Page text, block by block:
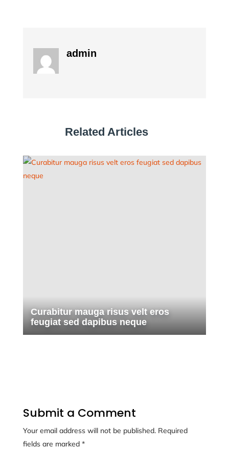
admin
Related Articles
Curabitur mauga risus velt eros
feugiat sed dapibus neque
Submit a Comment
Your email address will not be published. Required
fields are marked *